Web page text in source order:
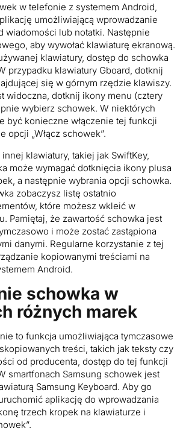
w telefonie z systemem Android,
umożliwiającą wprowadzanie
wiadomości lub notatki. Następnie
aby wywołać klawiaturę ekranową.
klawiatury, dostęp do schowka
przypadku klawiatury Gboard, dotknij
się w górnym rzędzie klawiszy.
widoczna, dotknij ikony menu (cztery
wybierz schowek. W niektórych
być konieczne włączenie tej funkcji
opcji „Włącz schowek”.
klawiatury, takiej jak SwiftKey,
może wymagać dotknięcia ikony plusa
a następnie wybrania opcji schowka.
zobaczysz listę ostatnio
które możesz wkleić w
Pamiętaj, że zawartość schowka jest
i może zostać zastąpiona
danymi. Regularne korzystanie z tej
kopiowanymi treściami na
Android.
schowka w
różnych marek
to funkcja umożliwiająca tymczasowe
treści, takich jak teksty czy
od producenta, dostęp do tej funkcji
smartfonach Samsung schowek jest
Samsung Keyboard. Aby go
aplikację do wprowadzania
trzech kropek na klawiaturze i